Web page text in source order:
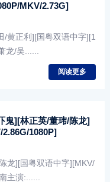
MKV/2.73G]
/黄正利][国粤双语中字][1
龙/吴......
阅读更多
鬼][林正英/董玮/陈龙]
1080P]
龙][国粤双语中字][MKV/
主演:......